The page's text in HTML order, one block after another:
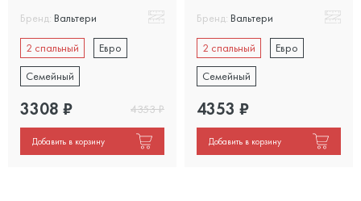
Бренд: Вальтери
2 спальный
Евро
Семейный
3308 ₽ 4353₽
Добавить в корзину
Бренд: Вальтери
2 спальный
Евро
Семейный
4353 ₽
Добавить в корзину